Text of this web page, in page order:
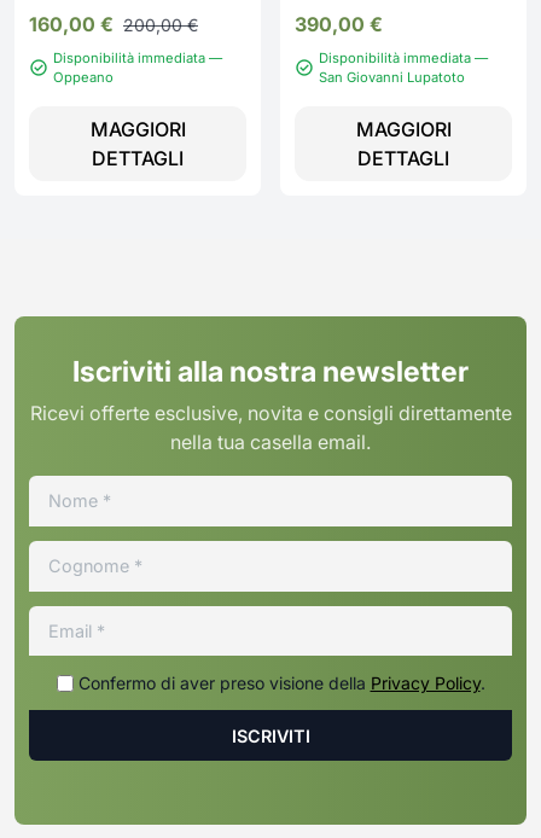
160,00 € 200,00€
Disponibilità immediata —
Oppeano
MAGGIORI
DETTAGLI
390,00 €
Disponibilità immediata —
San Giovanni Lupatoto
MAGGIORI
DETTAGLI
Iscriviti alla nostra newsletter
Ricevi offerte esclusive, novita e consigli direttamente
nella tua casella email.
Confermo di aver preso visione della Privacy Policy.